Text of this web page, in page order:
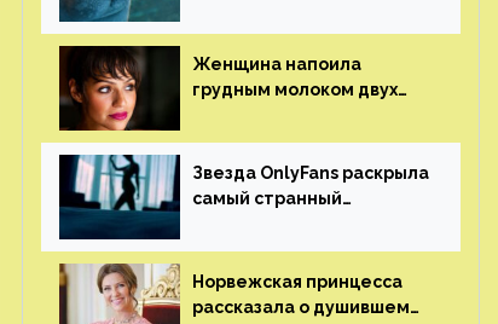
Женщина напоила
грудным молоком двух
Звезда OnlyFans раскрыла
самый странный
от фаната
Норвежская принцесса
рассказала о душившем